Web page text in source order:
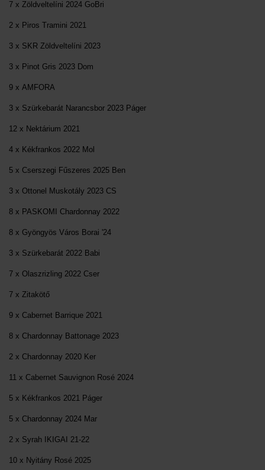
7 x Zöldveltelíni 2024 GoBri
2 x Piros Tramini 2021
3 x SKR Zöldveltelíni 2023
3 x Pinot Gris 2023 Dom
9 x AMFORA
3 x Szürkebarát Narancsbor 2023 Páger
12 x Nektárium 2021
4 x Kékfrankos 2022 Mol
5 x Cserszegi Fűszeres 2025 Ben
3 x Ottonel Muskotály 2023 CS
8 x PASKOMI Chardonnay 2022
8 x Gyöngyös Város Borai '24
3 x Szürkebarát 2022 Babi
7 x Olaszrizling 2022 Cser
7 x Zitakötő
9 x Cabernet Barrique 2021
8 x Chardonnay Battonage 2023
2 x Chardonnay 2020 Ker
11 x Cabernet Sauvignon Rosé 2024
5 x Kékfrankos 2021 Páger
5 x Chardonnay 2024 Mar
2 x Syrah IKIGAI 21-22
10 x Nyitány Rosé 2025